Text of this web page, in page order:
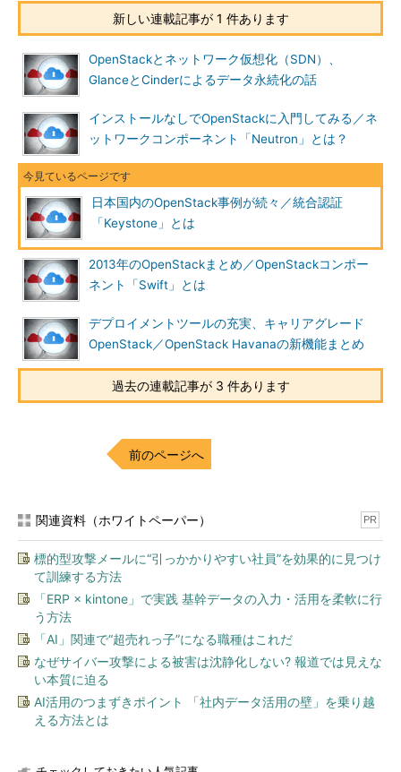
新しい連載記事が 1 件あります
OpenStackとネットワーク仮想化（SDN）、
GlanceとCinderによるデータ永続化の話
インストールなしでOpenStackに入門してみる／ネ
ットワークコンポーネント「Neutron」とは？
日本国内のOpenStack事例が続々／統合認証
「Keystone」とは
2013年のOpenStackまとめ／OpenStackコンポー
ネント「Swift」とは
デプロイメントツールの充実、キャリアグレード
OpenStack／OpenStack Havanaの新機能まとめ
過去の連載記事が 3 件あります
前のページへ
関連資料（ホワイトペーパー） PR
標的型攻撃メールに“引っかかりやすい社員”を効果的に見つけ
て訓練する方法
「ERP × kintone」で実践 基幹データの入力・活用を柔軟に行
う方法
「AI」関連で“超売れっ子”になる職種はこれだ
なぜサイバー攻撃による被害は沈静化しない? 報道では見えな
い本質に迫る
AI活用のつまずきポイント 「社内データ活用の壁」を乗り越
える方法とは